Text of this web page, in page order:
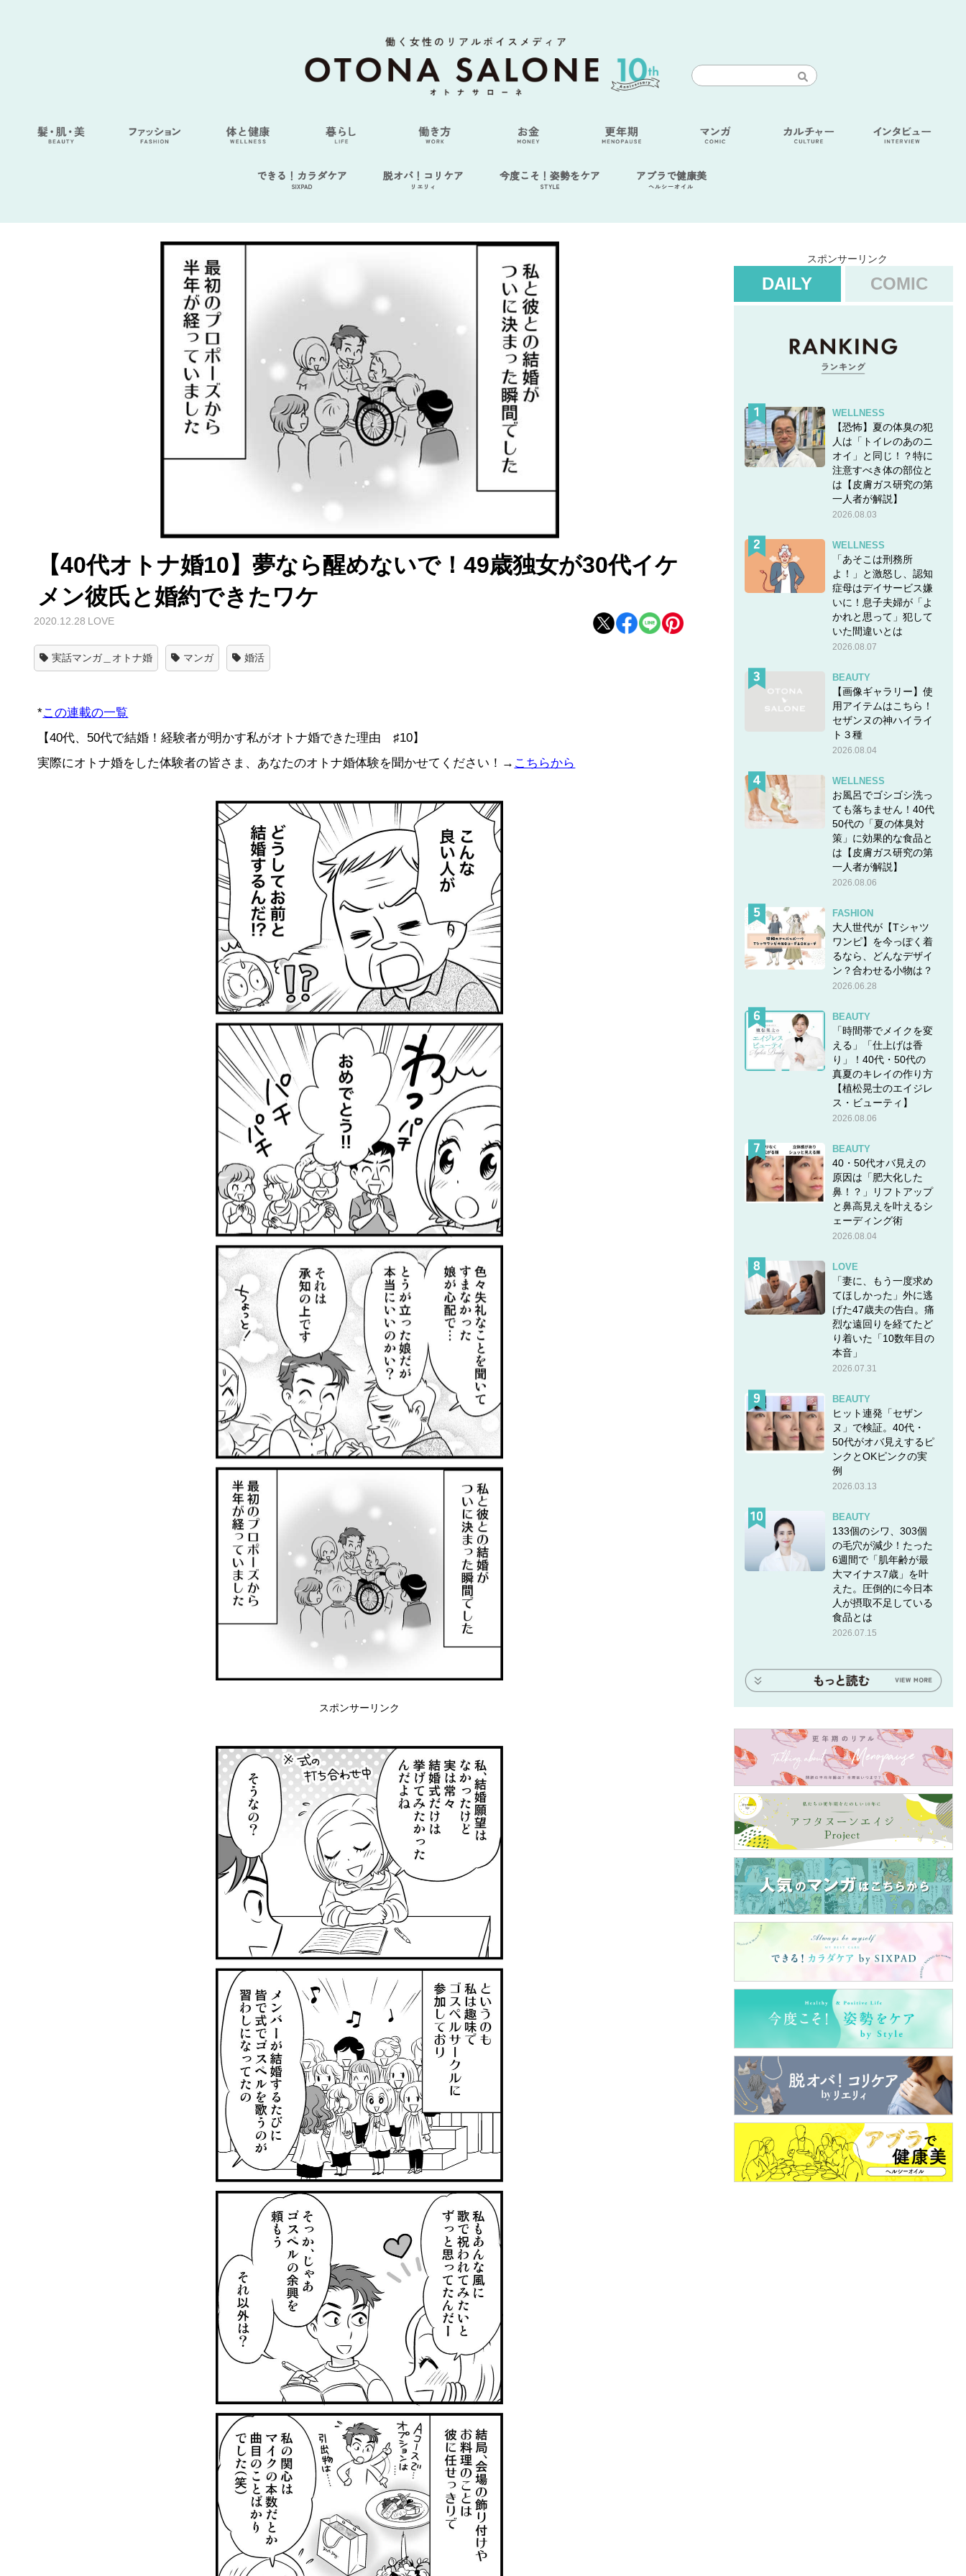
できる！カラダケア
SIXPAD
脱オバ！コリケア
リエリィ
今度こそ！姿勢をケア
STYLE
アブラで健康美
ヘルシーオイル
【40代オトナ婚10】夢なら醒めないで！49歳独女が30代イケ
メン彼氏と婚約できたワケ
2020.12.28 LOVE
実話マンガ＿オトナ婚 マンガ 婚活
*この連載の一覧
【40代、50代で結婚！経験者が明かす私がオトナ婚できた理由 ♯10】
実際にオトナ婚をした体験者の皆さま、あなたのオトナ婚体験を聞かせてください！→ こちらから
スポンサーリンク
スポンサーリンク
DAILY COMIC
WELLNESS
【恐怖】夏の体臭の犯
人は「トイレのあのニ
オイ」と同じ！？特に
注意すべき体の部位と
は【皮膚ガス研究の第
一人者が解説】
2026.08.03
WELLNESS
「あそこは刑務所
よ！」と激怒し、認知
症母はデイサービス嫌
いに！息子夫婦が「よ
かれと思って」犯して
いた間違いとは
2026.08.07
BEAUTY
【画像ギャラリー】使
用アイテムはこちら！
セザンヌの神ハイライ
ト３種
2026.08.04
WELLNESS
お風呂でゴシゴシ洗っ
ても落ちません！40代
50代の「夏の体臭対
策」に効果的な食品と
は【皮膚ガス研究の第
一人者が解説】
2026.08.06
FASHION
大人世代が【Tシャツ
ワンピ】を今っぽく着
るなら、どんなデザイ
ン？合わせる小物は？
2026.06.28
BEAUTY
「時間帯でメイクを変
える」「仕上げは香
り」！40代・50代の
真夏のキレイの作り方
【植松晃士のエイジレ
ス・ビューティ】
2026.08.06
BEAUTY
40・50代オバ見えの
原因は「肥大化した
鼻！？」リフトアップ
と鼻高見えを叶えるシ
ェーディング術
2026.08.04
LOVE
「妻に、もう一度求め
てほしかった」外に逃
げた47歳夫の告白。痛
烈な遠回りを経てたど
り着いた「10数年目の
本音」
2026.07.31
BEAUTY
ヒット連発「セザン
ヌ」で検証。40代・
50代がオバ見えするピ
ンクとOKピンクの実
例
2026.03.13
BEAUTY
133個のシワ、303個
の毛穴が減少！たった
6週間で「肌年齢が最
大マイナス7歳」を叶
えた。圧倒的に今日本
人が摂取不足している
食品とは
2026.07.15